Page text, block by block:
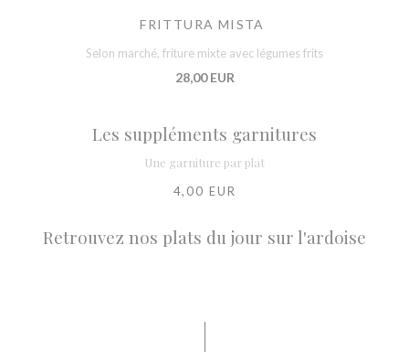
FRITTURA MISTA
Selon marché, friture mixte avec légumes frits
28,00 EUR
Les suppléments garnitures
Une garniture par plat
4,00 EUR
Retrouvez nos plats du jour sur l'ardoise